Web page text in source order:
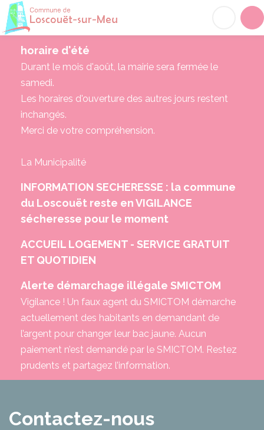
horaire d'été
Durant le mois d'août, la mairie sera fermée le
samedi.
Les horaires d'ouverture des autres jours restent
inchangés.
Merci de votre compréhension.
La Municipalité
INFORMATION SECHERESSE : la commune
du Loscouët reste en VIGILANCE
sécheresse pour le moment
ACCUEIL LOGEMENT - SERVICE GRATUIT
ET QUOTIDIEN
Alerte démarchage illégale SMICTOM
Vigilance ! Un faux agent du SMICTOM démarche
actuellement des habitants en demandant de
l’argent pour changer leur bac jaune. Aucun
paiement n’est demandé par le SMICTOM. Restez
prudents et partagez l’information.
Contactez-nous